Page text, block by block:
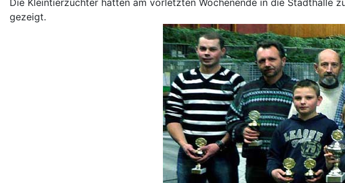
Die Kleintierzüchter hatten am vorletzten Wochenende in die Stadthalle
gezeigt.